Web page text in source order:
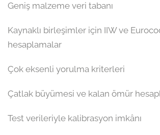
Geniş malzeme veri tabanı
Kaynaklı birleşimler için IIW ve
hesaplamalar
Çok eksenli yorulma kriterleri
Çatlak büyümesi ve kalan ömür
Test verileriyle kalibrasyon imkânı